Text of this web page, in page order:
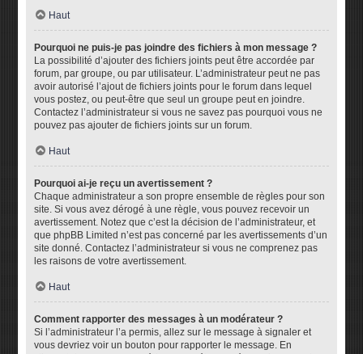
Haut
Pourquoi ne puis-je pas joindre des fichiers à mon message ?
La possibilité d’ajouter des fichiers joints peut être accordée par
forum, par groupe, ou par utilisateur. L’administrateur peut ne pas
avoir autorisé l’ajout de fichiers joints pour le forum dans lequel
vous postez, ou peut-être que seul un groupe peut en joindre.
Contactez l’administrateur si vous ne savez pas pourquoi vous ne
pouvez pas ajouter de fichiers joints sur un forum.
Haut
Pourquoi ai-je reçu un avertissement ?
Chaque administrateur a son propre ensemble de règles pour son
site. Si vous avez dérogé à une règle, vous pouvez recevoir un
avertissement. Notez que c’est la décision de l’administrateur, et
que phpBB Limited n’est pas concerné par les avertissements d’un
site donné. Contactez l’administrateur si vous ne comprenez pas
les raisons de votre avertissement.
Haut
Comment rapporter des messages à un modérateur ?
Si l’administrateur l’a permis, allez sur le message à signaler et
vous devriez voir un bouton pour rapporter le message. En